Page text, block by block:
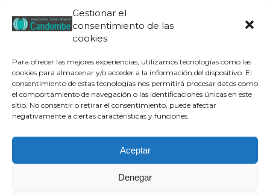
Gestionar el
consentimiento de las
cookies
Para ofrecer las mejores experiencias, utilizamos tecnologías como las
cookies para almacenar y/o acceder a la información del dispositivo. El
consentimiento de estas tecnologías nos permitirá procesar datos como
el comportamiento de navegación o las identificaciones únicas en este
sitio. No consentir o retirar el consentimiento, puede afectar
negativamente a ciertas características y funciones.
Aceptar
Denegar
Este sitio usa Akismet para reducir el spam.Aprende cómo
se procesan los datos de tus comentarios.